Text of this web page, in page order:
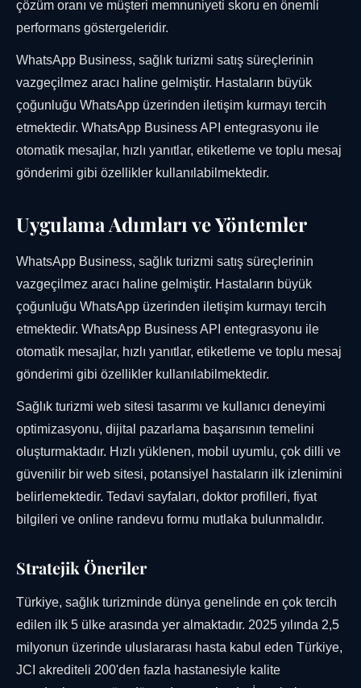
çözüm oranı ve müşteri memnuniyeti skoru en önemli
performans göstergeleridir.
WhatsApp Business, sağlık turizmi satış süreçlerinin
vazgeçilmez aracı haline gelmiştir. Hastaların büyük
çoğunluğu WhatsApp üzerinden iletişim kurmayı tercih
etmektedir. WhatsApp Business API entegrasyonu ile
otomatik mesajlar, hızlı yanıtlar, etiketleme ve toplu mesaj
gönderimi gibi özellikler kullanılabilmektedir.
Uygulama Adımları ve Yöntemler
WhatsApp Business, sağlık turizmi satış süreçlerinin
vazgeçilmez aracı haline gelmiştir. Hastaların büyük
çoğunluğu WhatsApp üzerinden iletişim kurmayı tercih
etmektedir. WhatsApp Business API entegrasyonu ile
otomatik mesajlar, hızlı yanıtlar, etiketleme ve toplu mesaj
gönderimi gibi özellikler kullanılabilmektedir.
Sağlık turizmi web sitesi tasarımı ve kullanıcı deneyimi
optimizasyonu, dijital pazarlama başarısının temelini
oluşturmaktadır. Hızlı yüklenen, mobil uyumlu, çok dilli ve
güvenilir bir web sitesi, potansiyel hastaların ilk izlenimini
belirlemektedir. Tedavi sayfaları, doktor profilleri, fiyat
bilgileri ve online randevu formu mutlaka bulunmalıdır.
Stratejik Öneriler
Türkiye, sağlık turizminde dünya genelinde en çok tercih
edilen ilk 5 ülke arasında yer almaktadır. 2025 yılında 2,5
milyonun üzerinde uluslararası hasta kabul eden Türkiye,
JCI akrediteli 200'den fazla hastanesiyle kalite